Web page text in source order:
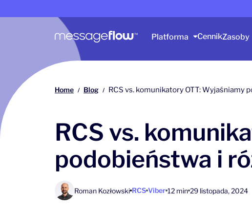
Główna nawigacja Platforma CennikZasoby
Home / Blog / RCS vs. komunikatory OTT: Wyjaśniamy
RCS vs.
podobieństwa i
Roman Kozłowski RCS Viber 12 min 29 listopada, 2024